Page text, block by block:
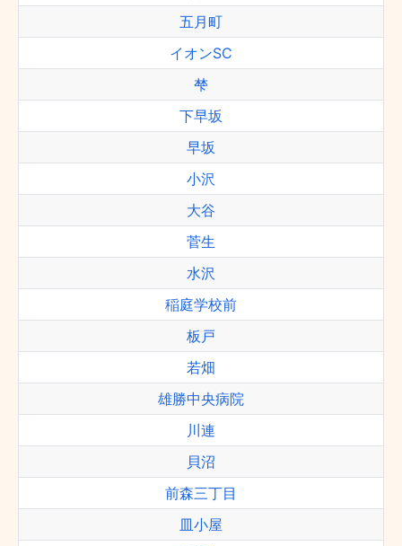
五月町
イオンSC
梺
下早坂
早坂
小沢
大谷
菅生
水沢
稲庭学校前
板戸
若畑
雄勝中央病院
川連
貝沼
前森三丁目
皿小屋